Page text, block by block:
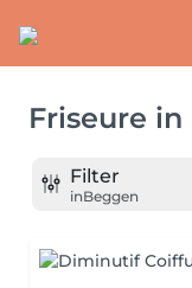
Friseure in
Filter
inBeggen